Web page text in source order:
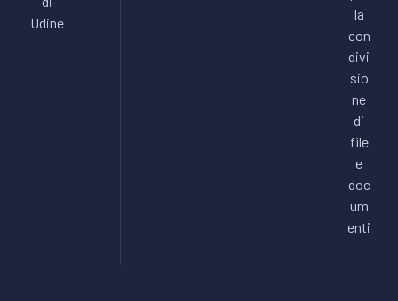
Udine
la
con
divi
sio
ne
di
file
e
doc
um
enti